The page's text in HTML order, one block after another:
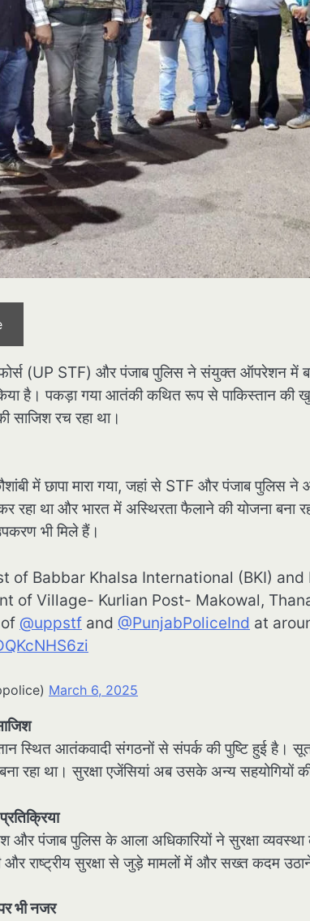
(UP STF) और पंजाब पुलिस ने संयुक्त ऑपरेशन में
है। पकड़ा गया आतंकी कथित रूप से पाकिस्तान
साजिश रच रहा था।
में छापा मारा गया, जहां से STF और पंजाब पुलिस
कर रहा था और भारत में अस्थिरता फैलाने की योजना
भी मिले हैं।
of Babbar Khalsa International (BKI) and
of Village- Kurlian Post- Makowal,
@uppstf and @PunjabPoliceInd at
March 6, 2025
स्थित आतंकवादी संगठनों से संपर्क की पुष्टि हुई है।
रहा था। सुरक्षा एजेंसियां अब उसके अन्य सहयोगियों
और पंजाब पुलिस के आला अधिकारियों ने सुरक्षा
और राष्ट्रीय सुरक्षा से जुड़े मामलों में और सख्त कदम
भी नजर